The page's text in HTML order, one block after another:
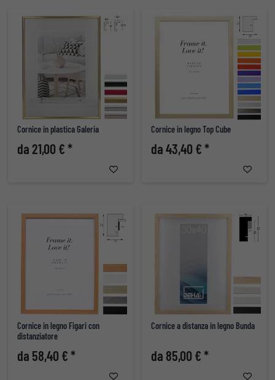
Cornice in plastica Galeria
da 21,00 € *
Cornice in legno Top Cube
da 43,40 € *
Cornice in legno Figari con
distanziatore
da 58,40 € *
Cornice a distanza in legno Bunda
da 85,00 € *